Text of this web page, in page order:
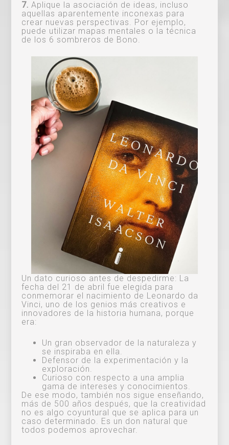
7.Aplique la asociación de ideas, incluso
aquellas aparentemente inconexas para
crear nuevas perspectivas. Por ejemplo,
puede utilizar mapas mentales o la técnica
de los 6 sombreros de Bono.
Un dato curioso antes de despedirme: La
fecha del 21 de abril fue elegida para
conmemorar el nacimiento de Leonardo da
Vinci, uno de los genios más creativos e
innovadores de la historia humana, porque
era:
Un gran observador de la naturaleza y
se inspiraba en ella.
Defensor de la experimentación y la
exploración.
Curioso con respecto a una amplia
gama de intereses y conocimientos.
De ese modo, también nos sigue enseñando,
más de 500 años después, que la creatividad
no es algo coyuntural que se aplica para un
caso determinado. Es un don natural que
todos podemos aprovechar.